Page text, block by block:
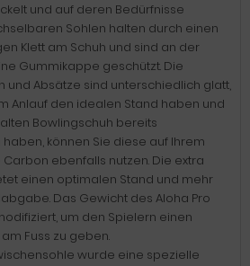
und auf deren Bedürfnisse
Sohlen halten durch einen
Klett am Schuh und sind an der
Gummikappe geschützt. Die
und Absätze sind unterschiedlich glatt,
Anlauf den idealen Stand haben und
Bowlingschuh bereits
können Sie diese auf Ihrem
Carbon ebenfalls nutzen. Die extra
einen optimalen Stand und mehr
Das Gewicht des Aloha Pro
um den Spielern einen
Fuss zu geben.
wurde eine spezielle